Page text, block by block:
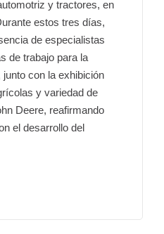
y tractores, en
estos tres días,
de especialistas
de trabajo para la
con la exhibición
y variedad de
Deere, reafirmando
el desarrollo del